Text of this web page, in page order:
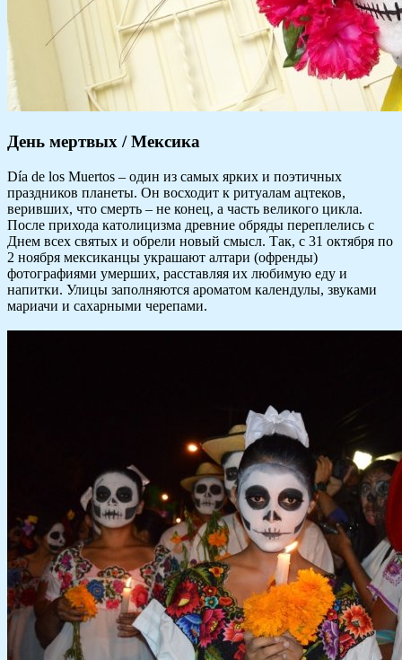
День мертвых / Мексика
Día de los Muertos – один из самых ярких и поэтичных
праздников планеты. Он восходит к ритуалам ацтеков,
веривших, что смерть – не конец, а часть великого цикла.
После прихода католицизма древние обряды переплелись с
Днем всех святых и обрели новый смысл. Так, с 31 октября по
2 ноября мексиканцы украшают алтари (офренды)
фотографиями умерших, расставляя их любимую еду и
напитки. Улицы заполняются ароматом календулы, звуками
мариачи и сахарными черепами.